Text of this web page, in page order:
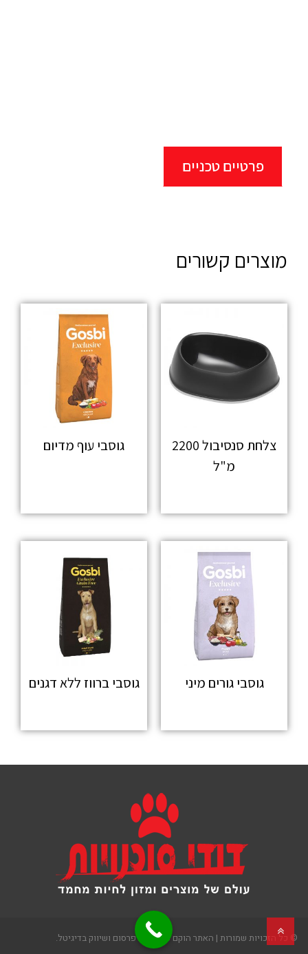
פרטיים טכניים
מוצרים קשורים
צלחת סנסיבול 2200
מ"ל
גוסבי עוף מדיום
גוסבי גורים מיני גוסבי ברווז ללא דגנים
© כל הזכויות שמורות | האתר הוקם ע"י 2see פרסום ושיווק בדיגיטל.
לראש